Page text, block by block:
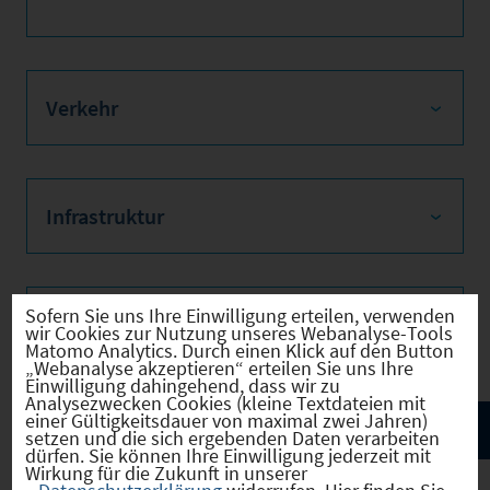
Verkehr
Infrastruktur
Bilder
Sofern Sie uns Ihre Einwilligung erteilen, verwenden
wir Cookies zur Nutzung unseres Webanalyse-Tools
Matomo Analytics. Durch einen Klick auf den Button
„Webanalyse akzeptieren“ erteilen Sie uns Ihre
Einwilligung dahingehend, dass wir zu
Analysezwecken Cookies (kleine Textdateien mit
einer Gültigkeitsdauer von maximal zwei Jahren)
setzen und die sich ergebenden Daten verarbeiten
dürfen. Sie können Ihre Einwilligung jederzeit mit
Wirkung für die Zukunft in unserer